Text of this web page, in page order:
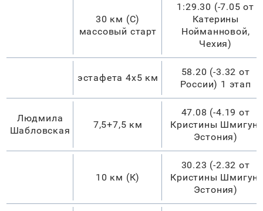
30 км (С)
массовый старт
1:29.30 (-7.05 от
Катерины
Нойманновой,
Чехия)
эстафета 4х5 км
58.20 (-3.32 от
России) 1 этап
Людмила
Шабловская
7,5+7,5 км
47.08 (-4.19 от
Кристины Шмигун,
Эстония)
10 км (К)
30.23 (-2.32 от
Кристины Шмигун,
Эстония)